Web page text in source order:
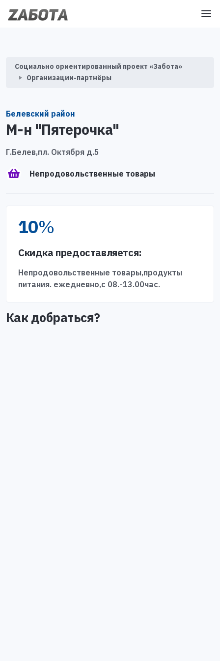
Социально ориентированный проект «Забота»
Организации-партнёры
Белевский район
М-н "Пятерочка"
Г.Белев,пл. Октября д.5
Непродовольственные товары
10%
Скидка предоставляется:
Непродовольственные товары,продукты
питания. ежедневно,с 08.-13.00час.
Как добраться?